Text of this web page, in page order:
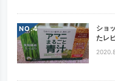
NO.
ショ
たレ